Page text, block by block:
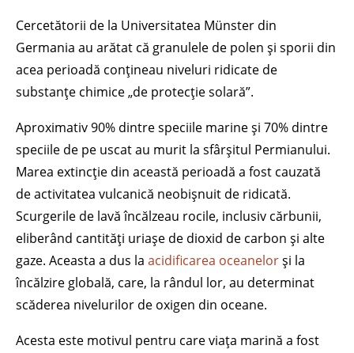
Cercetătorii de la Universitatea Münster din
Germania au arătat că granulele de polen și sporii din
acea perioadă conțineau niveluri ridicate de
substanțe chimice „de protecție solară”.
Aproximativ 90% dintre speciile marine și 70% dintre
speciile de pe uscat au murit la sfârșitul Permianului.
Marea extincție din această perioadă a fost cauzată
de activitatea vulcanică neobișnuit de ridicată.
Scurgerile de lavă încălzeau rocile, inclusiv cărbunii,
eliberând cantități uriașe de dioxid de carbon și alte
gaze. Aceasta a dus la acidificarea oceanelorși la
încălzire globală, care, la rândul lor, au determinat
scăderea nivelurilor de oxigen din oceane.
Acesta este motivul pentru care viața marină a fost